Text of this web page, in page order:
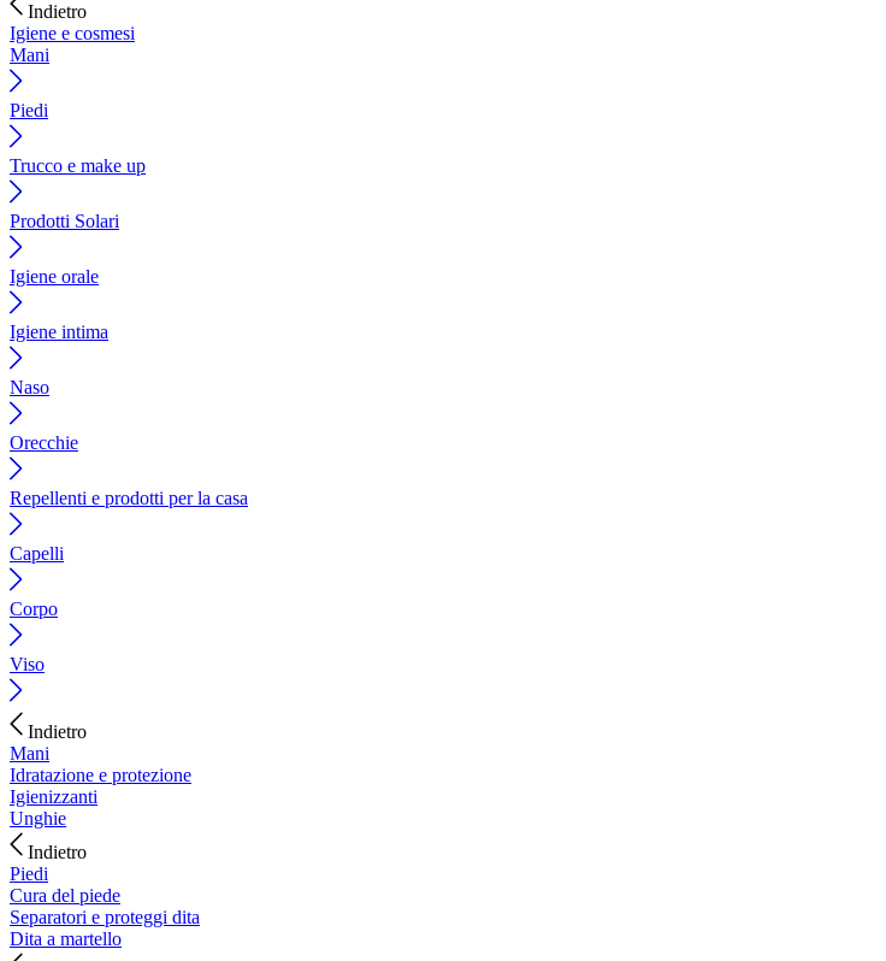
Indietro
Igiene e cosmesi
Mani
Piedi
Trucco e make up
Prodotti Solari
Igiene orale
Igiene intima
Naso
Orecchie
Repellenti e prodotti per la casa
Capelli
Corpo
Viso
Indietro
Mani
Idratazione e protezione
Igienizzanti
Unghie
Indietro
Piedi
Cura del piede
Separatori e proteggi dita
Dita a martello